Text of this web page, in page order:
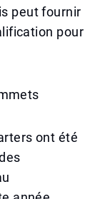
peut fournir
pour
ont été